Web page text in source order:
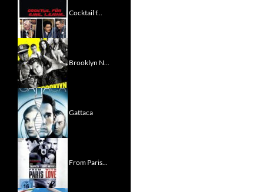
Cocktail f...
Brooklyn N...
Gattaca
From Paris...